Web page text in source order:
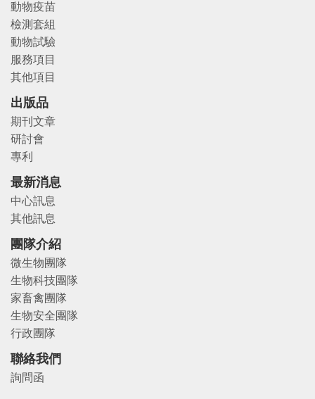
動物疫苗
檢測套組
動物試驗
服務項目
其他項目
出版品
期刊文章
研討會
專利
最新消息
中心訊息
其他訊息
團隊介紹
微生物團隊
生物科技團隊
家畜禽團隊
生物安全團隊
行政團隊
聯絡我們
詢問函